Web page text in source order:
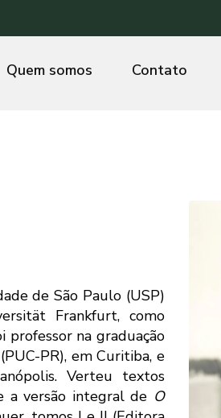
Quem somos Contato
de São Paulo (USP)
Frankfurt, como
na graduação
PR), em Curitiba, e
Verteu textos
a versão integral de O